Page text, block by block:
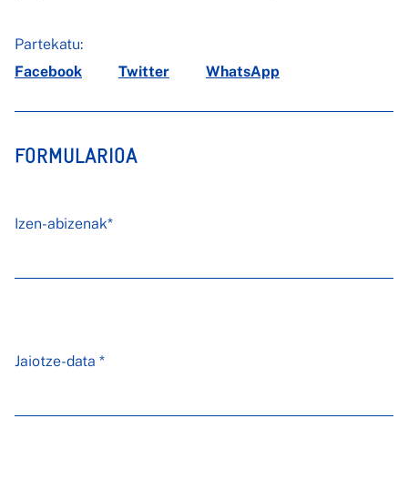
Partekatu:
Facebook
Twitter WhatsApp
FORMULARIOA
Izen-abizenak*
Jaiotze-data *